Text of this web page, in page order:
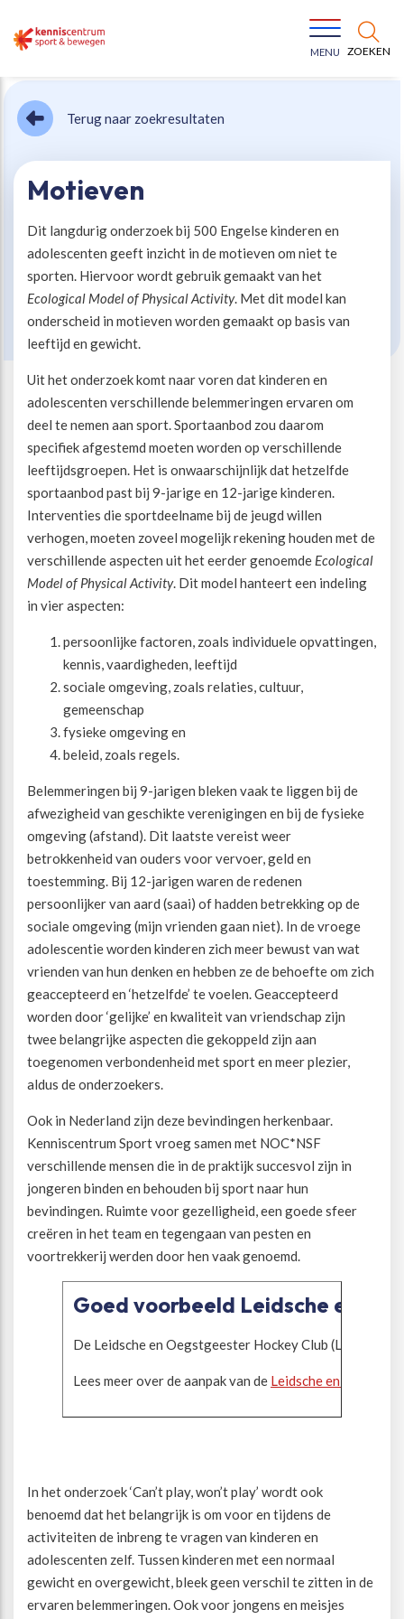
ZOEKEN
MENU
Terug naar zoekresultaten
Motieven
Dit langdurig onderzoek bij 500 Engelse kinderen en
adolescenten geeft inzicht in de motieven om niet te
sporten. Hiervoor wordt gebruik gemaakt van het
Ecological Model of Physical Activity. Met dit model kan
onderscheid in motieven worden gemaakt op basis van
leeftijd en gewicht.
Uit het onderzoek komt naar voren dat kinderen en
adolescenten verschillende belemmeringen ervaren om
deel te nemen aan sport. Sportaanbod zou daarom
specifiek afgestemd moeten worden op verschillende
leeftijdsgroepen. Het is onwaarschijnlijk dat hetzelfde
sportaanbod past bij 9-jarige en 12-jarige kinderen.
Interventies die sportdeelname bij de jeugd willen
verhogen, moeten zoveel mogelijk rekening houden met de
verschillende aspecten uit het eerder genoemde Ecological
Model of Physical Activity. Dit model hanteert een indeling
in vier aspecten:
persoonlijke factoren, zoals individuele opvattingen,
kennis, vaardigheden, leeftijd
sociale omgeving, zoals relaties, cultuur,
gemeenschap
fysieke omgeving en
beleid, zoals regels.
Belemmeringen bij 9-jarigen bleken vaak te liggen bij de
afwezigheid van geschikte verenigingen en bij de fysieke
omgeving (afstand). Dit laatste vereist weer
betrokkenheid van ouders voor vervoer, geld en
toestemming. Bij 12-jarigen waren de redenen
persoonlijker van aard (saai) of hadden betrekking op de
sociale omgeving (mijn vrienden gaan niet). In de vroege
adolescentie worden kinderen zich meer bewust van wat
vrienden van hun denken en hebben ze de behoefte om zich
geaccepteerd en ‘hetzelfde’ te voelen. Geaccepteerd
worden door ‘gelijke’ en kwaliteit van vriendschap zijn
twee belangrijke aspecten die gekoppeld zijn aan
toegenomen verbondenheid met sport en meer plezier,
aldus de onderzoekers.
Ook in Nederland zijn deze bevindingen herkenbaar.
Kenniscentrum Sport vroeg samen met NOC*NSF
verschillende mensen die in de praktijk succesvol zijn in
jongeren binden en behouden bij sport naar hun
bevindingen. Ruimte voor gezelligheid, een goede sfeer
creëren in het team en tegengaan van pesten en
voortrekkerij werden door hen vaak genoemd.
Goed voorbeeld Leidsche en
De Leidsche en Oegstgeester Hockey Club (LOHC)
Lees meer over de aanpak van de Leidsche en
In het onderzoek ‘Can’t play, won’t play’ wordt ook
benoemd dat het belangrijk is om voor en tijdens de
activiteiten de inbreng te vragen van kinderen en
adolescenten zelf. Tussen kinderen met een normaal
gewicht en overgewicht, bleek geen verschil te zitten in de
ervaren belemmeringen. Ook voor jongens en meisjes
Bewegen voor een gezonde leefstijl
Jeugd in beweging
Vitaal ouder worden
Maatschappelijke waarde
Beweegvriendelijke omgeving
Kansengelijkheid
Paralympische topsport
Esports, gaming en gamification
Alle thema’s
Ons team
Onze missie
Onze werkwijze
Organisatie
Werken bij
Persvoorlichting en Public Affairs